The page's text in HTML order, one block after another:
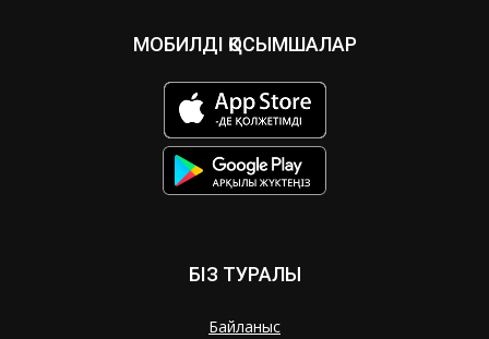
МОБИЛДІ ҚОСЫМШАЛАР
БІЗ ТУРАЛЫ
Байланыс